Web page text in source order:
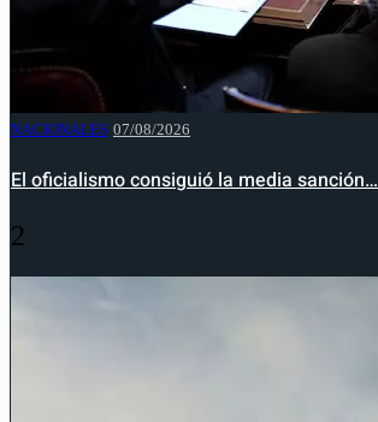
NACIONALES 07/08/2026
El oficialismo consiguió la media sanción…
2